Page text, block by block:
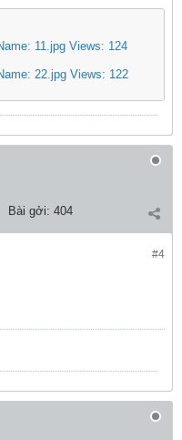
Bài gởi: 404
#4